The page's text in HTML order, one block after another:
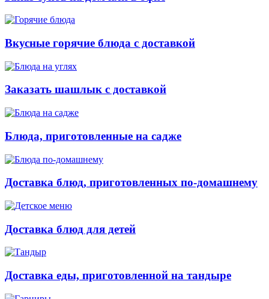
Вкусные горячие блюда с доставкой
Заказать шашлык с доставкой
Блюда, приготовленные на садже
Доставка блюд, приготовленных по-домашнему
Доставка блюд для детей
Доставка еды, приготовленной на тандыре